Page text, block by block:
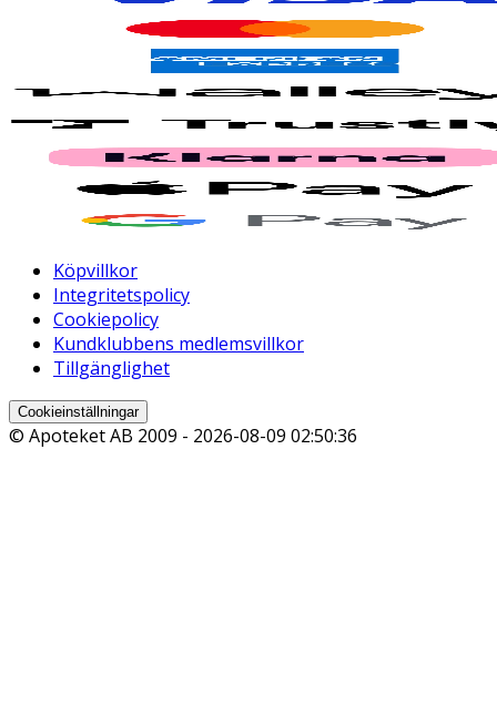
Köpvillkor
Integritetspolicy
Cookiepolicy
Kundklubbens medlemsvillkor
Tillgänglighet
Cookieinställningar
© Apoteket AB 2009 - 2026-08-09 02:50:36